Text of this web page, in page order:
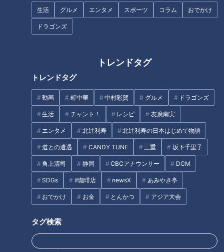
生活 グルメ エンタメ スポーツ コラム おでかけ
ドラゴンズ
トレンドタグ
トレンドタグ
動画 町中華 中村彩賀 グルメ ドラゴンズ
生活 チャント！ レシピ 友廣南実
エンタメ 北辻利寿 北辻利寿の日本はじめて物語
道との遭遇 CANDY TUNE 三重 坂下千里子
角上清司 静岡 CBCアナウンサー DCM
SDGs if珈琲店 newsX あみやき亭
おでかけ お金 とんかつ アジア大会
タグ検索
合唱スターマイン・ありがとう
花火・浜に響く海上自爆 東海地
配信 CBC開局75周年 夏、咲か
せよう ～花火応援プロジェクト
栄で調査！好きな夏ソングの歌
詞【ゲスト】冨岡 愛＆がらり
【お歌詞もぐもぐ】
ビートルズ日本公演から60年…
名古屋の放送局CBCが主催する
までの舞台裏(2)
エンタメ チャント！ 純烈
オススメ関連コンテンツ